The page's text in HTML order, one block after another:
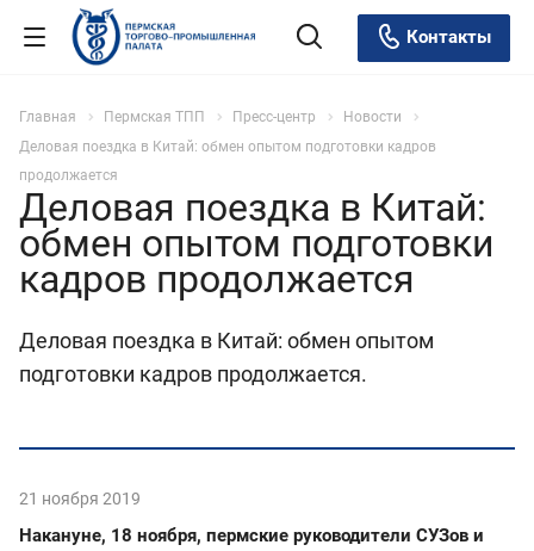
Контакты
Главная Пермская ТПП Пресс-центр
Новости
Деловая поездка в Китай: обмен опытом подготовки кадров
продолжается
Деловая поездка в Китай:
обмен опытом подготовки
кадров продолжается
Деловая поездка в Китай: обмен опытом
подготовки кадров продолжается.
21 ноября 2019
Накануне, 18 ноября, пермские руководители СУЗов и